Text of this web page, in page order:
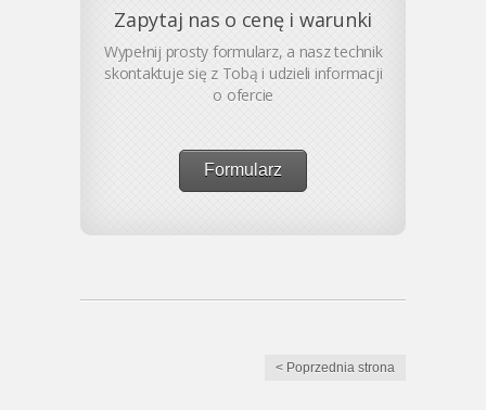
Zapytaj nas o cenę i warunki
Wypełnij prosty formularz, a nasz technik
skontaktuje się z Tobą i udzieli informacji
o ofercie
Formularz
< Poprzednia strona